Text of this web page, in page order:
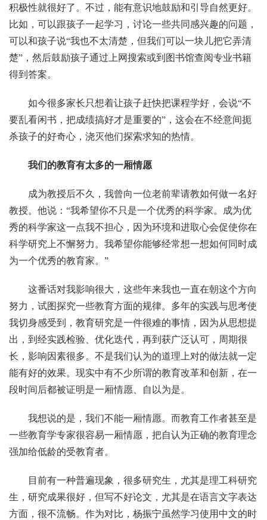
积极性就很好了。不过，能有意识地鼓励和引导自然更好。
比如，可以跟孩子一起学习，讨论一些共同感兴趣的问题，
可以和孩子说“我也不太清楚，但我们可以一块儿把它弄清
楚”，然后鼓励孩子通过上网搜索或到图书馆查阅专业书籍
得到答案。
如今很多家长只想着让孩子赶快把课程学好，会说“不
要乱看闲书，把成绩搞好才是重要的”，这会在不经意间扼
杀孩子的好奇心，浇灭他们探索求知的热情。
我们的教育有太多的一厢情愿
成为教授后不久，我曾向一位老前辈请教如何做一名好
教授。他说：“我希望你不只是一个优秀的科学家。成为优
秀的科学家这一点我不担心，因为环境和进取心会促使你在
科学研究上不懈努力。我希望你能够经常想一想如何同时成
为一个优秀的教育家。”
这番话对我影响很大，这些年来我也一直在朝这个方向
努力，试图探究一些教育方面的规律。多年的实践与思考使
我切身感受到，教育研究是一件很难的事情，因为从思想提
出，到经实践检验、优化迭代，再到获广泛认可，周期很
长，影响因素很多。不是我们认为的道理上对的做法就一定
能有好的效果。现实中有不少所谓的教育改革和创新，在一
段时间后都被证明是一厢情愿、自以为是。
我想说的是，我们不能一厢情愿。而教育工作者甚至是
一些教育学专家很容易一厢情愿，把自认为正确的教育理念
强加给低龄的受教育者。
目前有一种普遍现象，很多研究生，尤其是理工科研究
生，研究成果很好，但写不好论文，尤其是在语言文字表达
方面，很不流畅。作为对比，杨振宁虽然学习使用中文的时